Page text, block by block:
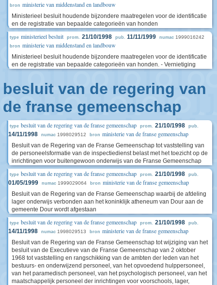
bron ministerie van middenstand en landbouw
Ministerieel besluit houdende bijzondere maatregelen voor de identificatie
en de registratie van bepaalde categorieën van honden
type ministerieel besluit prom. 21/10/1998 pub. 11/11/1999 numac 1999016242
bron ministerie van middenstand en landbouw
Ministerieel besluit houdende bijzondere maatregelen voor de identificatie
en de registratie van bepaalde categorieën van honden. - Vernietiging
besluit van de regering van
de franse gemeenschap
type besluit van de regering van de franse gemeenschap prom. 21/10/1998 pub.
14/11/1998 numac 1998029512 bron ministerie van de franse gemeenschap
Besluit van de Regering van de Franse Gemeenschap tot vaststelling van
de personeelsformatie van de inspectiedienst belast met het toezicht op de
inrichtingen voor buitengewoon onderwijs van de Franse Gemeenschap
type besluit van de regering van de franse gemeenschap prom. 21/10/1998 pub.
01/05/1999 numac 1999029064 bron ministerie van de franse gemeenschap
Besluit van de Regering van de Franse Gemeenschap waarbij de afdeling
lager onderwijs verbonden aan het koninklijk atheneum van Dour aan de
gemeente Dour wordt afgestaan
type besluit van de regering van de franse gemeenschap prom. 21/10/1998 pub.
14/11/1998 numac 1998029513 bron ministerie van de franse gemeenschap
Besluit van de Regering van de Franse Gemeenschap tot wijziging van het
besluit van de Executieve van de Franse Gemeenschap van 2 oktober
1968 tot vaststelling en rangschikking van de ambten der leden van het
bestuurs- en onderwijzend personeel, van het opvoedend hulppersoneel,
van het paramedisch personeel, van het psychologisch personeel, van het
maatschappelijk personeel der inrichtingen voor voorschools, lager,